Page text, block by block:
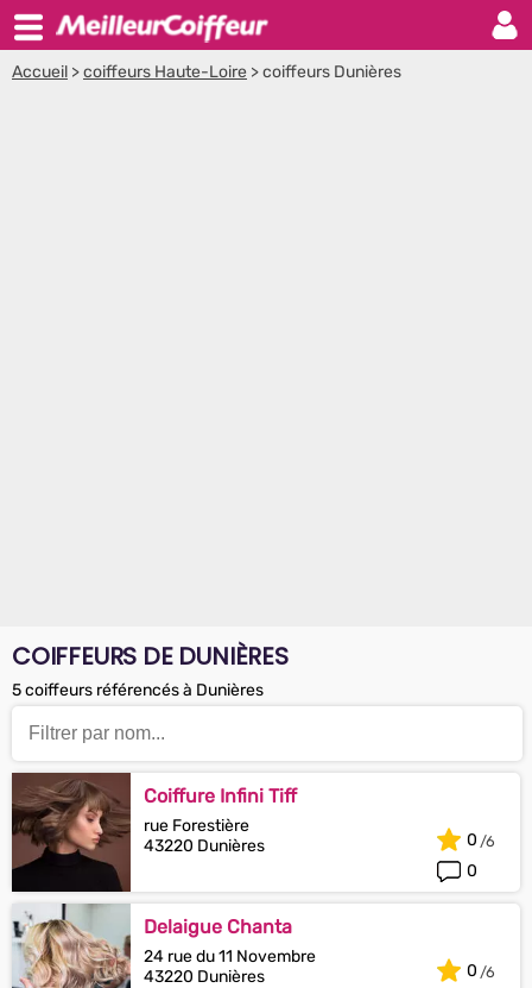
Accueil >coiffeurs Haute-Loire >coiffeurs Dunières
COIFFEURS DE DUNIÈRES
5 coiffeurs référencés à Dunières
Coiffure Infini Tiff
rue Forestière
43220 Dunières
0
0
Delaigue Chanta
24 rue du 11 Novembre
43220 Dunières
0